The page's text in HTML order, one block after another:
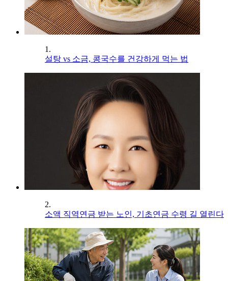
1.
설탕 vs 소금, 콩국수를 건강하게 먹는 법
2.
소액 직역연금 받는 노인, 기초연금 수령 길 열린다